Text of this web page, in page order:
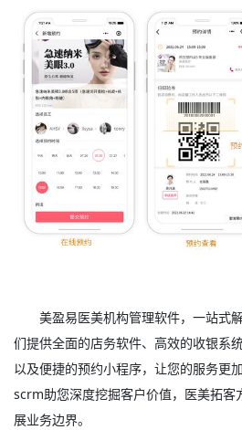
美盈易医美机构管理软件，一站式
们提供全面的店务软件、高效的收银系
以及便捷的预约小程序，让您的服务更
scrm助您深度挖掘客户价值，医美拓客
展业务边界。